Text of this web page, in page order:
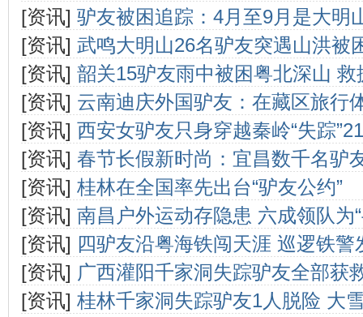
[资讯] 驴友被困追踪：4月至9月是大明
[资讯] 武鸣大明山26名驴友突遇山洪被
[资讯] 韶关15驴友雨中被困粤北深山
[资讯] 云南迪庆外国驴友：在藏区旅行
[资讯] 西安女驴友只身穿越秦岭“失踪
[资讯] 春节长假新时尚：宜昌数千名驴
[资讯] 桂林在全国率先出台“驴友公约”
[资讯] 南昌户外运动存隐患 六成领队为
[资讯] 四驴友沿粤海铁闯天涯 巡逻铁警
[资讯] 广西灌阳千家洞失踪驴友全部获
[资讯] 桂林千家洞失踪驴友1人脱险 大